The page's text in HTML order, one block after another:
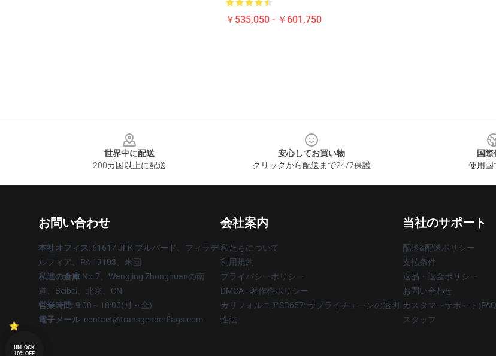
￥535,050 - ￥601,750
世界中に配送
200カ国以上に配送
安心してお買い物
クリックから配送まで24/7保護
国際
使用国
お問い合わせ
本社オフィス: 61617 JFK ブルバード、フィラデ
ルフィア、PA 19103、米国
私達の倉庫:No.7、Wangjing Zhonghuanの南
道、Beibei、北京、CN
営業時間: 9:00～18:00(月～金)
電子メール: contact@transgenderflags.com
会社案内
私たちについて
利用規約
プライバシーポリシー
DMCA - 著作権ポリシー
カリフォルニアSB657: サプライチェーンの透明
性法
当社のサポート
配送&配送ポリシー
支払条件
返品・返金ポリシー
お問い合わせ
カスタマーサポート
スタッフ
UNLOCK
10% OFF